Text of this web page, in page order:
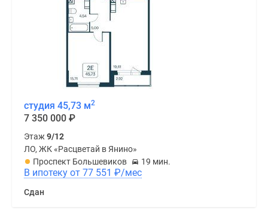
студия 45,73 м2
7 350 000 ₽
Этаж 9/12
ЛО, ЖК «Расцветай в Янино»
Проспект Большевиков
19 мин.
В ипотеку от 77 551 ₽/мес
Сдан